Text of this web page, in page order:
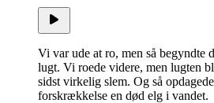
Vi var ude at ro, men så begyndte
lugt. Vi roede videre, men lugten
sidst virkelig slem. Og så
forskrækkelse en død elg i vandet.